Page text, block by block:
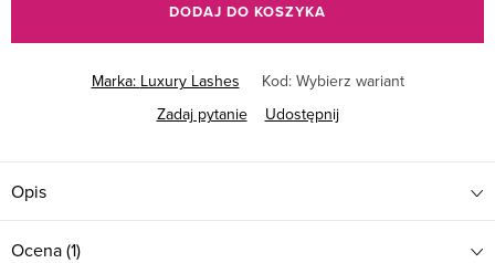
DODAJ DO KOSZYKA
Marka: Luxury Lashes Kod: Wybierz wariant
Zadaj pytanie
Udostępnij
Opis
Ocena (1)